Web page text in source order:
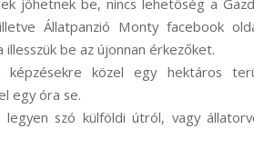
Állatpanzió Monty facebook
be az újonnan érkezőket.
közel egy hektáros
egy óra se.
legyen szó külföldi útról, vagy